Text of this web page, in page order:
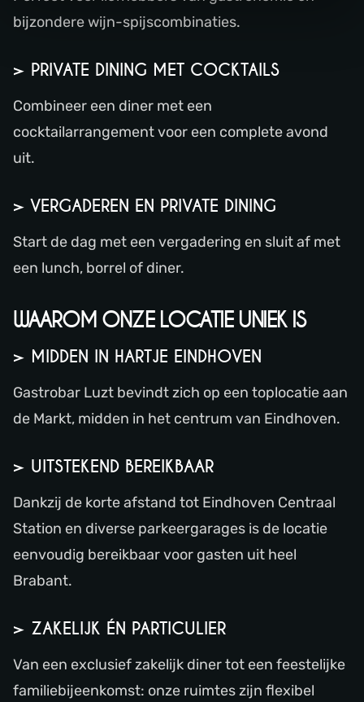
bijzondere wijn-spijscombinaties.
> PRIVATE DINING MET COCKTAILS
Combineer een diner met een
cocktailarrangement voor een complete avond
uit.
> VERGADEREN EN PRIVATE DINING
Start de dag met een vergadering en sluit af met
een lunch, borrel of diner.
WAAROM ONZE LOCATIE UNIEK IS
> MIDDEN IN HARTJE EINDHOVEN
Gastrobar Luzt bevindt zich op een toplocatie aan
de Markt, midden in het centrum van Eindhoven.
> UITSTEKEND BEREIKBAAR
Dankzij de korte afstand tot Eindhoven Centraal
Station en diverse parkeergarages is de locatie
eenvoudig bereikbaar voor gasten uit heel
Brabant.
> ZAKELIJK ÉN PARTICULIER
Van een exclusief zakelijk diner tot een feestelijke
familiebijeenkomst: onze ruimtes zijn flexibel